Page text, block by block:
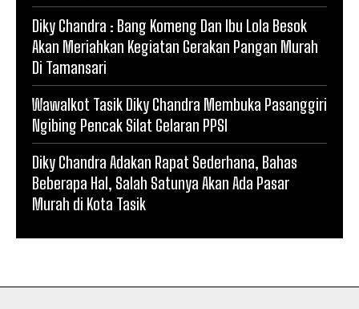
Diky Chandra : Bang Komeng Dan Ibu Lola Besok
Akan Meriahkan Kegiatan Gerakan Pangan Murah
Di Tamansari
Wawalkot Tasik Diky Chandra Membuka Pasanggiri
Ngibing Pencak Silat Gelaran PPSI
Diky Chandra Adakan Rapat Sederhana, Bahas
Beberapa Hal, Salah Satunya Akan Ada Pasar
Murah di Kota Tasik